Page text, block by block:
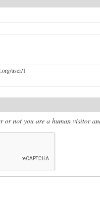
drupal.org/user/1
or not you are a human visitor